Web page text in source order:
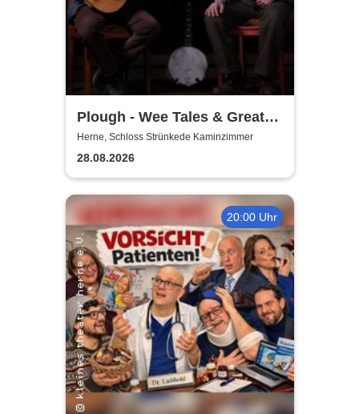
Plough - Wee Tales & Great
Tunes from Scotland
Herne, Schloss Strünkede Kaminzimmer
28.08.2026
20:00 Uhr